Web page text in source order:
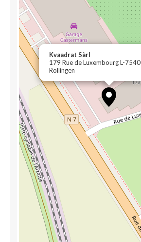
Kvaadrat Sàrl
179 Rue de Luxembourg L-7540
Rollingen